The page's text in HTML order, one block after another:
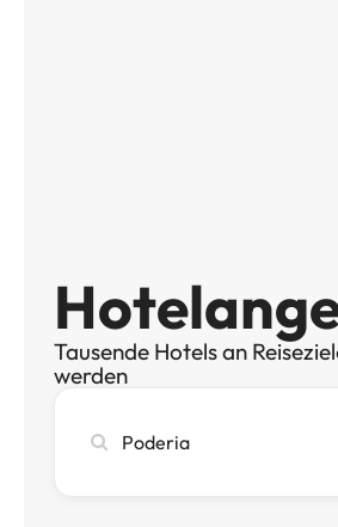
Tausende Hotels an
werden
Hotel